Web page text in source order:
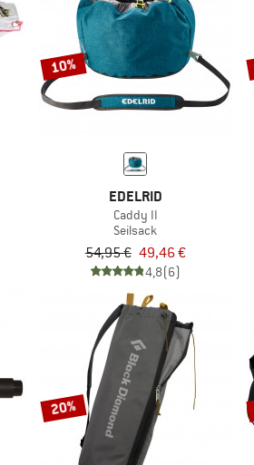
10%
EDELRID
Caddy II
Seilsack
54,95 € 49,46 €
4,8(6)
20%